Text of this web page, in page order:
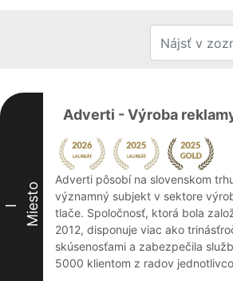
I Miesto
Adverti - Výroba
Adverti pôsobí na slovenskom
významný subjekt v sektore
tlače. Spoločnosť, ktorá bola
2012, disponuje viac ako
skúsenosťami a zabezpečila
5000 klientom z radov